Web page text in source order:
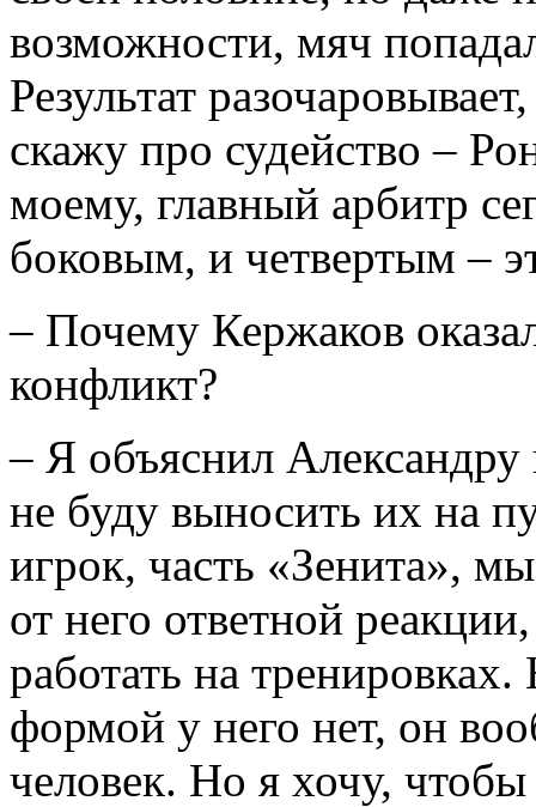
возможности, мяч
Результат
скажу про судейство –
моему, главный арбитр
боковым, и четвертым –
– Почему Кержаков
конфликт?
– Я объяснил
не буду выносить их на
игрок, часть «Зенита»,
от него ответной
работать на
формой у него нет, он
человек. Но я хочу, чтобы